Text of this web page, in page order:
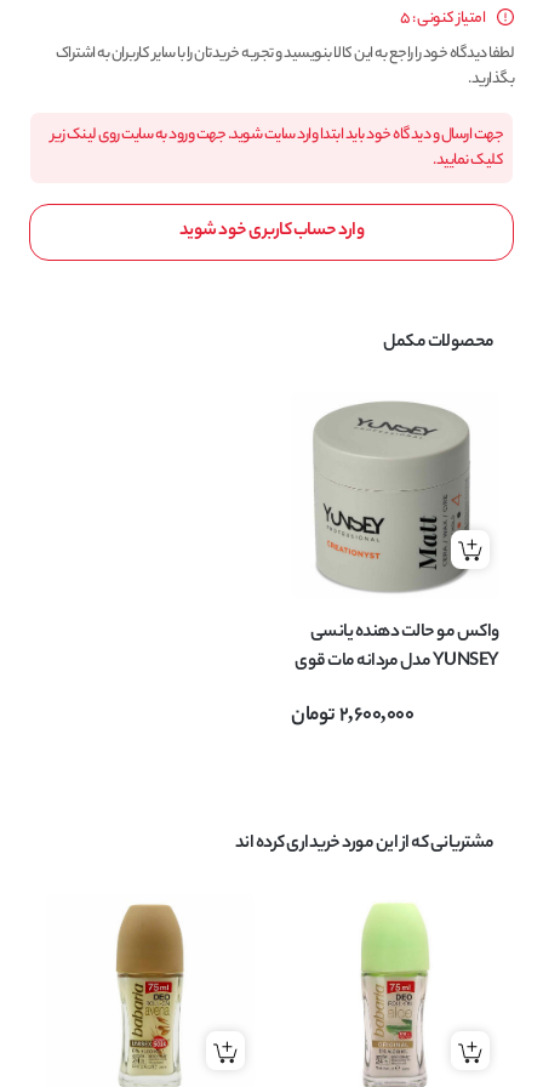
امتیاز کنونی : 5
لطفا دیدگاه خود را راجع به این کالا بنویسید و تجربه خریدتان را با سایر کاربران به اشتراک
بگذارید.
جهت ارسال و دیدگاه خود باید ابتدا وارد سایت شوید. جهت ورود به سایت روی لینک زیر
کلیک نمایید.
وارد حساب کاربری خود شوید
محصولات مکمل
واکس مو حالت دهنده یانسی
YUNSEY مدل مردانه مات قوی
2,600,000تومان
مشتریانی که از این مورد خریداری کرده اند